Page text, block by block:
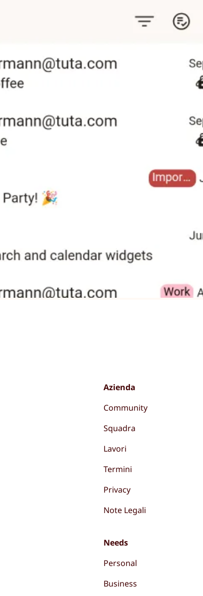
Azienda
Community
Squadra
Lavori
Termini
Privacy
Note Legali
Needs
Personal
Business